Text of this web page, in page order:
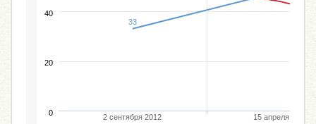
33
2 сентября 2012 15 апреля 2018
0
20
40